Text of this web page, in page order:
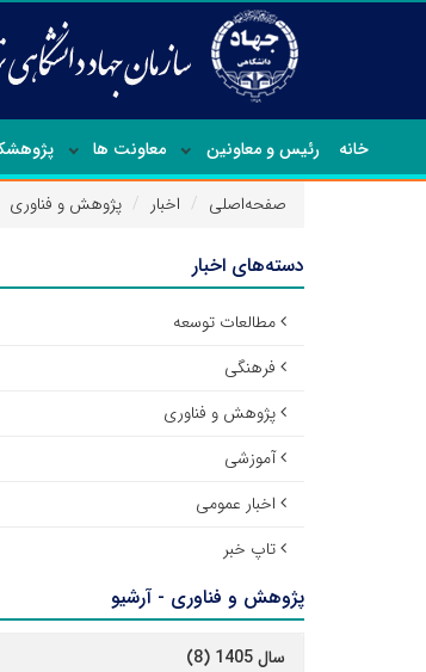
خانه رئیس و معاونین معاونت ها
صفحه‌اصلی اخبار پژوهش و فناوری
دسته‌های اخبار
مطالعات توسعه
فرهنگی
پژوهش و فناوری
آموزشی
اخبار عمومی
تاپ خبر
پژوهش و فناوری - آرشیو
سال 1405 (8)